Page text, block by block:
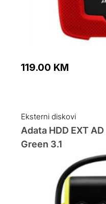
119.00 KM
Eksterni diskovi
Adata HDD EXT
Green 3.1